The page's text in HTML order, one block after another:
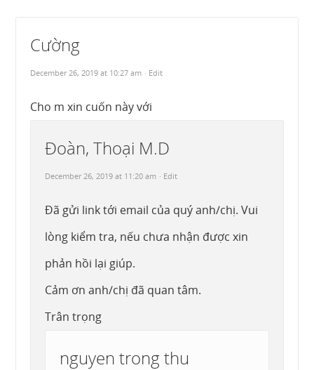
Cường
December 26, 2019 at 10:27 am · Edit
Cho m xin cuốn này với
Đoàn, Thoại M.D
December 26, 2019 at 11:20 am · Edit
Đã gửi link tới email của quý anh/chị. Vui
lòng kiểm tra, nếu chưa nhận được xin
phản hồi lại giúp.
Cảm ơn anh/chị đã quan tâm.
Trân trọng
nguyen trong thu